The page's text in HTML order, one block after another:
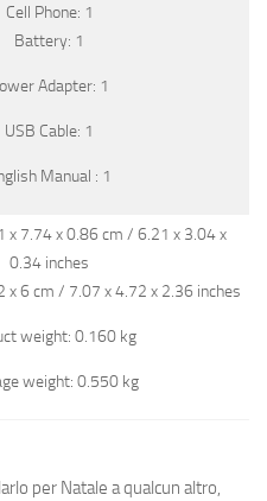
Cell Phone: 1
Battery: 1
Adapter: 1
USB Cable: 1
Manual : 1
x 7.74 x 0.86 cm / 6.21 x 3.04 x
0.34 inches
x 6 cm / 7.07 x 4.72 x 2.36 inches
weight: 0.160 kg
weight: 0.550 kg
per Natale a qualcun altro,